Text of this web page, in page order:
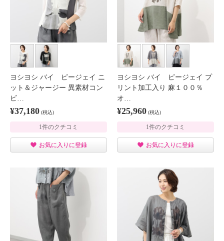
ヨシヨシ バイ ピージェイ ニ
ット＆ジャージー 異素材コン
ビ…
¥37,180 (税込)
1件のクチコミ
お気に入りに登録
ヨシヨシ バイ ピージェイ プ
リント加工入り 麻１００％
オ…
¥25,960 (税込)
1件のクチコミ
お気に入りに登録